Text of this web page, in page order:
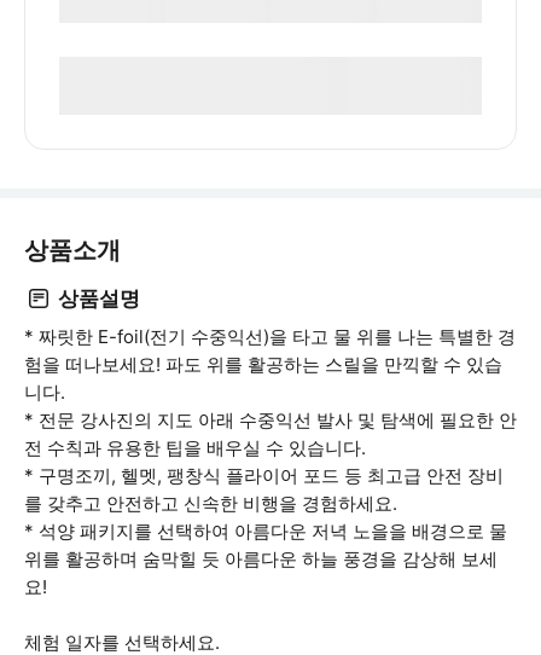
상품소개
상품설명
* 짜릿한 E-foil(전기 수중익선)을 타고 물 위를 나는 특별한 경
험을 떠나보세요! 파도 위를 활공하는 스릴을 만끽할 수 있습
니다.
* 전문 강사진의 지도 아래 수중익선 발사 및 탐색에 필요한 안
전 수칙과 유용한 팁을 배우실 수 있습니다.
* 구명조끼, 헬멧, 팽창식 플라이어 포드 등 최고급 안전 장비
를 갖추고 안전하고 신속한 비행을 경험하세요.
* 석양 패키지를 선택하여 아름다운 저녁 노을을 배경으로 물
위를 활공하며 숨막힐 듯 아름다운 하늘 풍경을 감상해 보세
요!
체험 일자를 선택하세요.